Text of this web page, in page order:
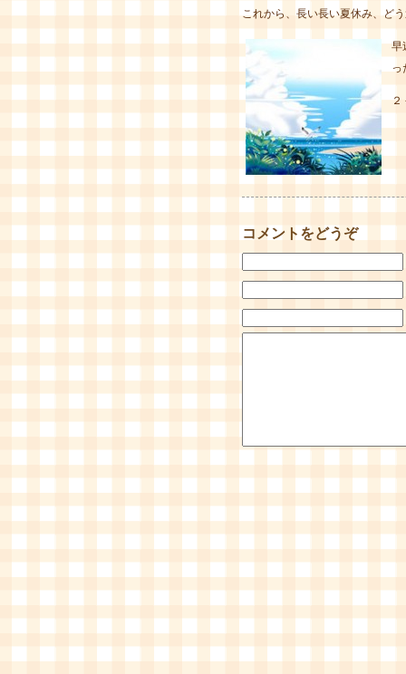
これから、長い長い夏休み、ど
早
っ
２
コメントをどうぞ